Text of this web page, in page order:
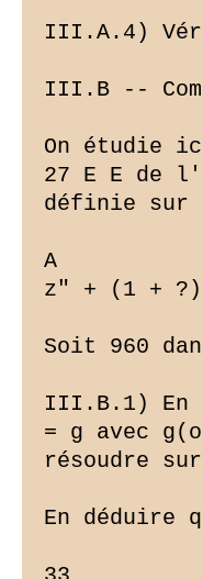
III.A.4)
III.B --
On étudie
27 E E de
définie sur
A
z" + (1 +
Soit 960
III.B.1) En
= g avec
résoudre
En déduire